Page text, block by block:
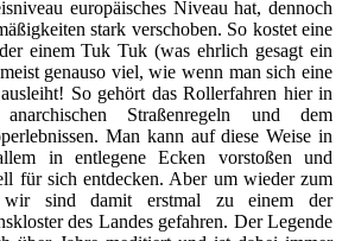
europäisches Niveau hat, dennoch
stark verschoben. So kostet eine
einem Tuk Tuk (was ehrlich gesagt ein
genauso viel, wie wenn man sich eine
So gehört das Rollerfahren hier in
Straßenregeln und dem
Man kann auf diese Weise in
in entlegene Ecken vorstoßen und
für sich entdecken. Aber um wieder zum
wir sind damit erstmal zu einem der
des Landes gefahren. Der Legende